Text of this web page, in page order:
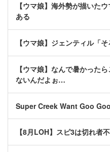
【ウマ娘】海外勢が描いた
ある
【ウマ娘】ジェンティル「
【ウマ娘】なんで暑かった
ないんだよぉ…
Super Creek Want Goo
【8月LOH】スピ3は切れ者